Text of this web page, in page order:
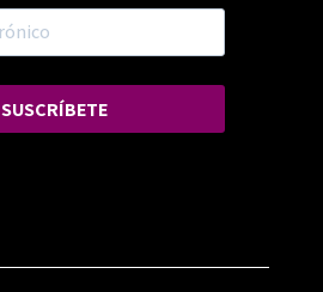
SUSCRÍBETE